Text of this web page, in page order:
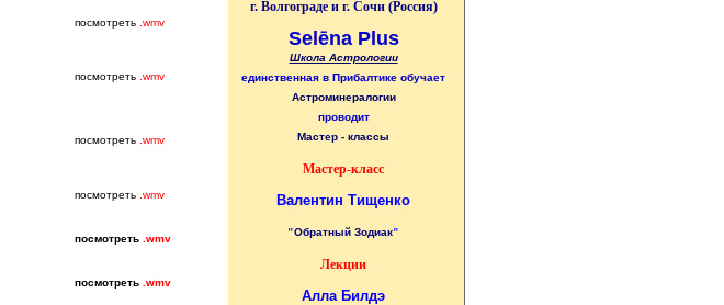
посмотреть .wmv
посмотреть .wmv
посмотреть .wmv
посмотреть .wmv
посмотреть .wmv
посмотреть .wmv
г. Волгограде и г. Сочи (Россия)
Selēna Plus
Школа Астрологии
единственная в Прибалтике обучает
Астроминералогии
проводит
Мастер - классы
Мастер-класс
Валентин Тищенко
"Обратный Зодиак"
Лекции
Алла Билдэ